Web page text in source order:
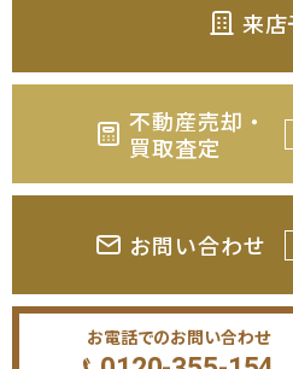
来店
不動産売却・
買取査定
お問い合わせ
お電話でのお問い合わせ